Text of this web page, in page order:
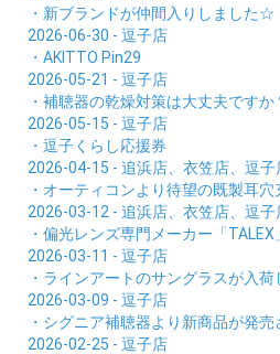
・新ブランドが仲間入りしました☆
2026-06-30 - 逗子店
・AKITTO Pin29
2026-05-21 - 逗子店
・補聴器の乾燥対策は大丈夫ですか
2026-05-15 - 逗子店
・逗子くらし応援券
2026-04-15 - 追浜店、衣笠店、逗
・オーティコンより待望の既製耳
2026-03-12 - 追浜店、衣笠店、逗
・偏光レンズ専門メーカー「TALEX」
2026-03-11 - 逗子店
・ラインアートのサングラスが入
2026-03-09 - 逗子店
・シグニア補聴器より新商品が発売
2026-02-25 - 逗子店